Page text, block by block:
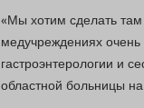
«Мы хотим сделать там
медучреждениях
гастроэнтерологии и
областной больницы